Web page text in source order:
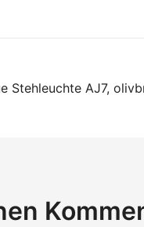
Stehleuchte AJ7,